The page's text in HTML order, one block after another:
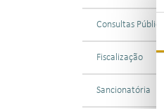
Consultas Públicas
Fiscalização
Sancionatória